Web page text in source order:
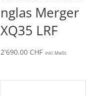
nglas Merger
XQ35 LRF
2'690.00 CHF inkl. MwSt.